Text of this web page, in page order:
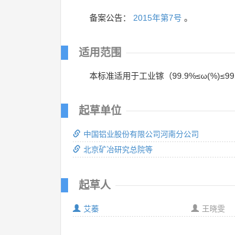
备案公告： 2015年第7号 。
适用范围
本标准适用于工业镓（
起草单位
中国铝业股份有限公司河南分公司
北京矿冶研究总院等
起草人
艾蓁 王晓雯